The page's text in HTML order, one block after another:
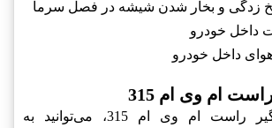
زدگی و بخار شدن شیشه در فصل سرما
داخل خودرو
داخل خودرو
ام وی ام 315
برای خرید آفتابگیر راست ام وی ام 315، می‌توانید به